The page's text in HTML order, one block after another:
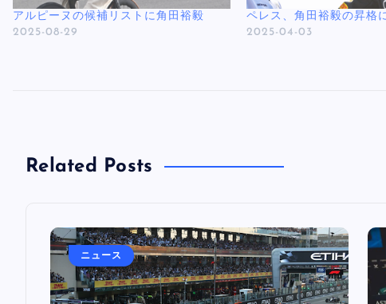
アルピーヌの候補リストに角田裕毅
2025-08-29
ペレス、角田裕毅の昇格
2025-04-03
Related Posts
ニュース